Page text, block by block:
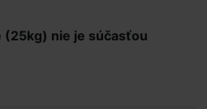
(25kg) nie je súčasťou